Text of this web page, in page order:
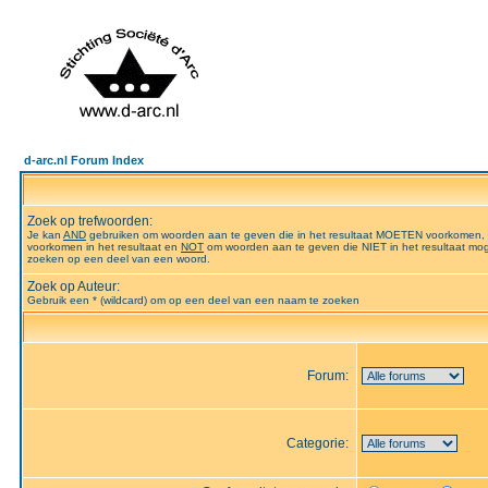
d-arc.nl Forum Index
Zoek op trefwoorden:
Je kan AND gebruiken om woorden aan te geven die in het resultaat MOETEN voorkomen,
voorkomen in het resultaat en NOT om woorden aan te geven die NIET in het resultaat
zoeken op een deel van een woord.
Zoek op Auteur:
Gebruik een * (wildcard) om op een deel van een naam te zoeken
Forum:
Categorie: